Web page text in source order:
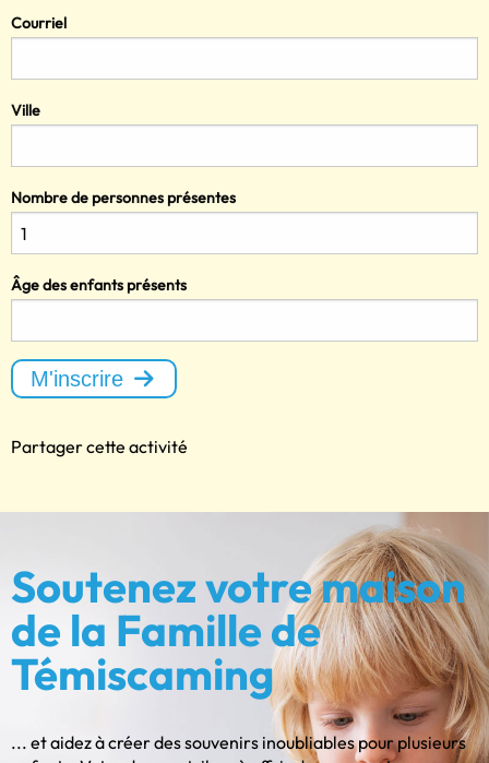
Courriel
Ville
Nombre de personnes présentes
Âge des enfants présents
M'inscrire
Partager cette activité
Soutenez votre maison
de la Famille de
Témiscaming
... et aidez à créer des souvenirs inoubliables pour plusieurs